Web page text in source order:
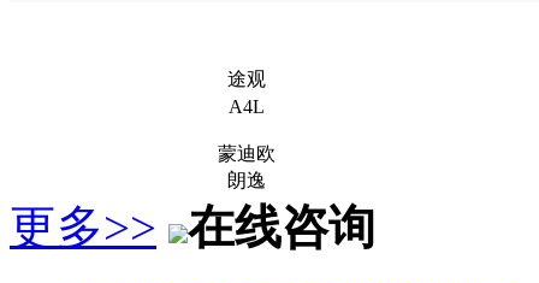
途观
A4L
蒙迪欧
朗逸
更多>>
在线咨询